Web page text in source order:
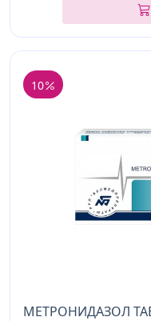
10
МЕТРОНИДАЗОЛ